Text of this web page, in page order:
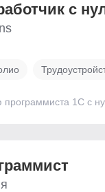
с
1С с